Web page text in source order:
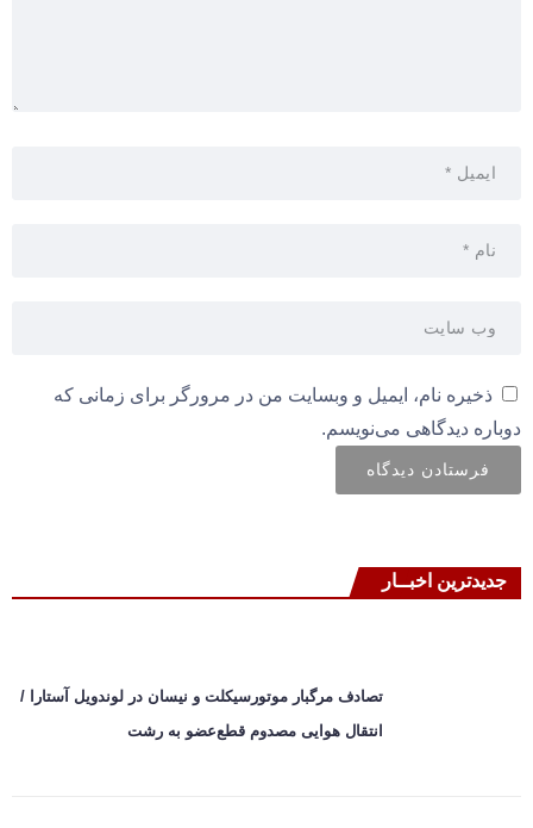
ذخیره نام، ایمیل و وبسایت من در مرورگر برای زمانی که
دوباره دیدگاهی می‌نویسم.
جدیدترین اخبــار
تصادف مرگبار موتورسیکلت و نیسان در لوندویل آستارا /
انتقال هوایی مصدوم قطع‌عضو به رشت